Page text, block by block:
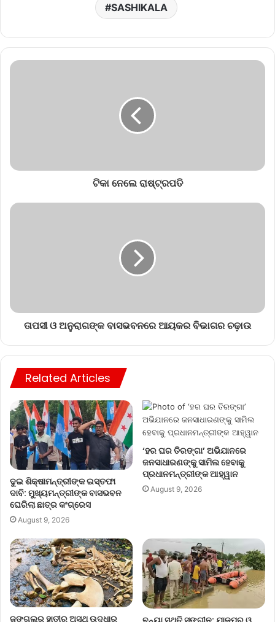
SASHIKALA
ଟିକା ନେଲେ ରାଷ୍ଟ୍ରପତି
ତାପସୀ ଓ ଅନୁରାଗଙ୍କ ବାସଭବନରେ ଆୟକର ବିଭାଗର ଚଢ଼ାଉ
Related Articles
ଦୁଇ ଶିକ୍ଷାମନ୍ତ୍ରୀଙ୍କ ଇସ୍ତଫା
ଦାବି: ମୁଖ୍ୟମନ୍ତ୍ରୀଙ୍କ ବାସଭବନ
ଘେରିଲା ଛାତ୍ର କଂଗ୍ରେସ
August 9, 2026
‘ହର ଘର ତିରଙ୍ଗା’ ଅଭିଯାନରେ
ଜନସାଧାରଣଙ୍କୁ ସାମିଲ ହେବାକୁ
ପ୍ରଧାନମନ୍ତ୍ରୀଙ୍କ ଆହ୍ୱାନ
August 9, 2026
ଜଙ୍ଗଲରୁ ହାତୀର ଅସ୍ଥି ଉଦ୍ଧାର